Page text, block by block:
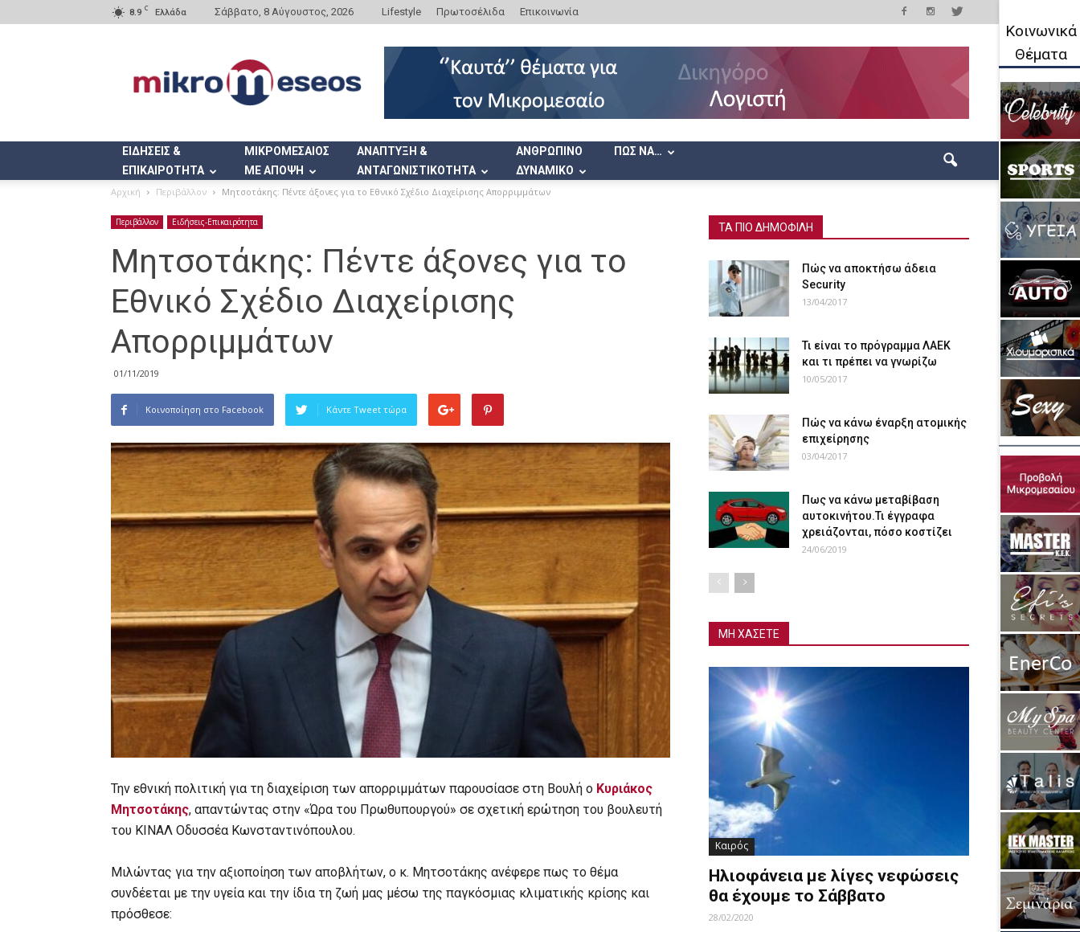
8.9 C Ελλάδα Σάββατο, 8 Αύγουστος, 2026 Lifestyle Πρωτοσέλιδα Επικοινωνία
ΕΙΔΗΣΕΙΣ &
ΕΠΙΚΑΙΡΟΤΗΤΑ
ΜΙΚΡΟΜΕΣΑΙΟΣ
ΜΕ ΑΠΟΨΗ
ΑΝΑΠΤΥΞΗ &
ΑΝΤΑΓΩΝΙΣΤΙΚΟΤΗΤΑ
ΑΝΘΡΩΠΙΝΟ
ΔΥΝΑΜΙΚΟ
ΠΩΣ ΝΑ…
Αρχική Περιβάλλον Μητσοτάκης: Πέντε άξονες για το Εθνικό Σχέδιο Διαχείρισης Απορριμμάτων
Περιβάλλον Ειδήσεις-Επικαιρότητα
Μητσοτάκης: Πέντε άξονες για το
Εθνικό Σχέδιο Διαχείρισης
Απορριμμάτων
01/11/2019
Κοινοποίηση στο Facebook Κάντε Tweet τώρα
Την εθνική πολιτική για τη διαχείριση των απορριμμάτων παρουσίασε στη Βουλή ο Κυριάκος
Μητσοτάκης, απαντώντας στην «Ώρα του Πρωθυπουργού» σε σχετική ερώτηση του βουλευτή
του ΚΙΝΑΛ Οδυσσέα Κωνσταντινόπουλου.
Μιλώντας για την αξιοποίηση των αποβλήτων, ο κ. Μητσοτάκης ανέφερε πως το θέμα
συνδέεται με την υγεία και την ίδια τη ζωή μας μέσω της παγκόσμιας κλιματικής κρίσης και
πρόσθεσε:
ΤΑ ΠΙΟ ΔΗΜΟΦΙΛΗ
Πώς να αποκτήσω άδεια
Security
13/04/2017
Τι είναι το πρόγραμμα ΛΑΕΚ
και τι πρέπει να γνωρίζω
10/05/2017
Πώς να κάνω έναρξη ατομικής
επιχείρησης
03/04/2017
Πως να κάνω μεταβίβαση
αυτοκινήτου.Τι έγγραφα
χρειάζονται, πόσο κοστίζει
24/06/2019
ΜΗ ΧΑΣΕΤΕ
Καιρός
Ηλιοφάνεια με λίγες νεφώσεις
θα έχουμε το Σάββατο
28/02/2020
Κοινωνικά
Θέματα